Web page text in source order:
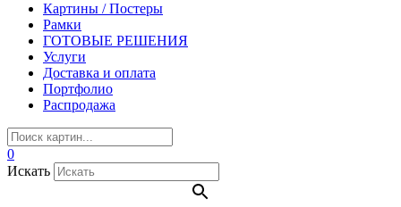
Картины / Постеры
Рамки
ГОТОВЫЕ РЕШЕНИЯ
Услуги
Доставка и оплата
Портфолио
Распродажа
0
Искать